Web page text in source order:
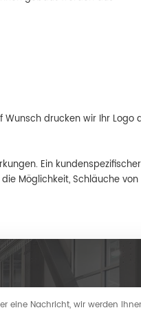
drucken wir Ihr Logo
Ein kundenspezifischer
Möglichkeit, Schläuche von
eine Nachricht, wir werden